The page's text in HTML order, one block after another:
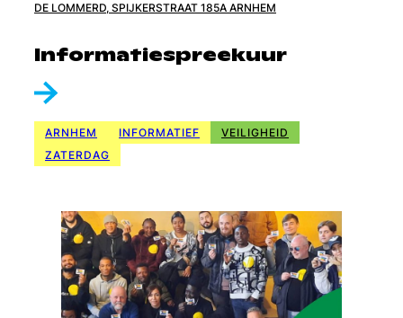
DE LOMMERD, SPIJKERSTRAAT 185A ARNHEM
Informatiespreekuur
ARNHEM INFORMATIEF
VEILIGHEID
ZATERDAG